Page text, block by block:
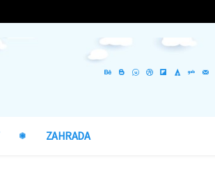
ZAHRADA